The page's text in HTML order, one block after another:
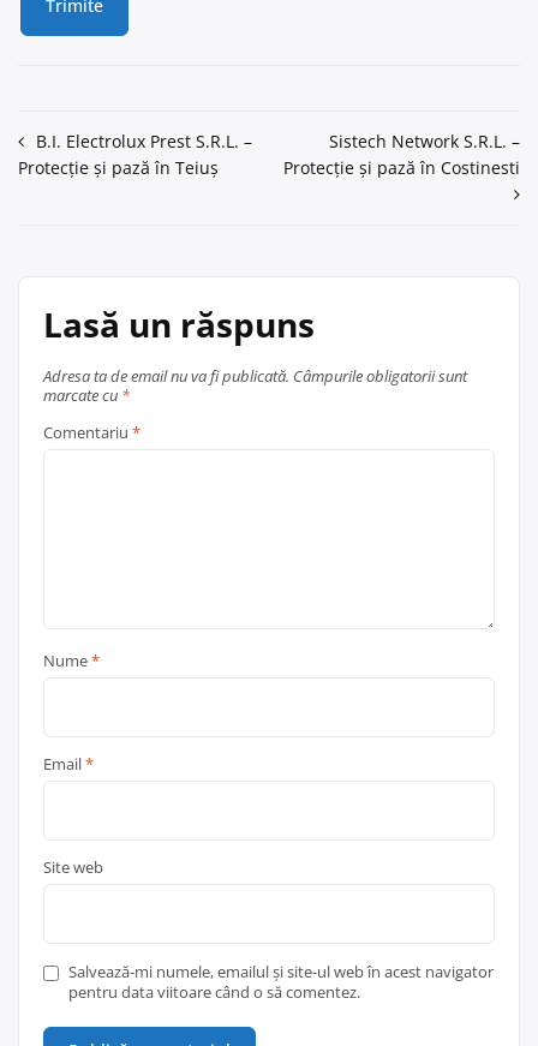
Navigare
B.I. Electrolux Prest S.R.L. –
Protecție și pază în Teiuş
Sistech Network S.R.L. –
Protecție și pază în Costinesti
Lasă un răspuns
Adresa ta de email nu va fi publicată. Câmpurile obligatorii sunt
marcate cu *
Comentariu *
Nume*
Email*
Site web
Salvează-mi numele, emailul și site-ul web în acest navigator
pentru data viitoare când o să comentez.